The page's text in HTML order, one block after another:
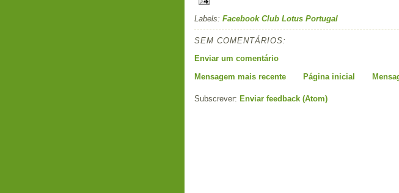
Labels: Facebook Club Lotus Portugal
SEM COMENTÁRIOS:
Enviar um comentário
Mensagem mais recente
Página inicial
Subscrever: Enviar feedback (Atom)